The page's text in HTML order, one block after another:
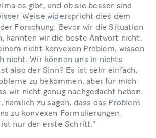
es gibt, und ob sie besser sind
Weise widerspricht dies dem
Forschung. Bevor wir die Situation
kannten wir die beste Antwort nicht.
nicht-konvexen Problem, wissen
nicht. Wir können uns in nichts
also der Sinn? Es ist sehr einfach,
zu bekommen, aber für mich
wir nicht genug nachgedacht haben.
zu sagen, dass das Problem
zu konvexen Formulierungen.
nur der erste Schritt."